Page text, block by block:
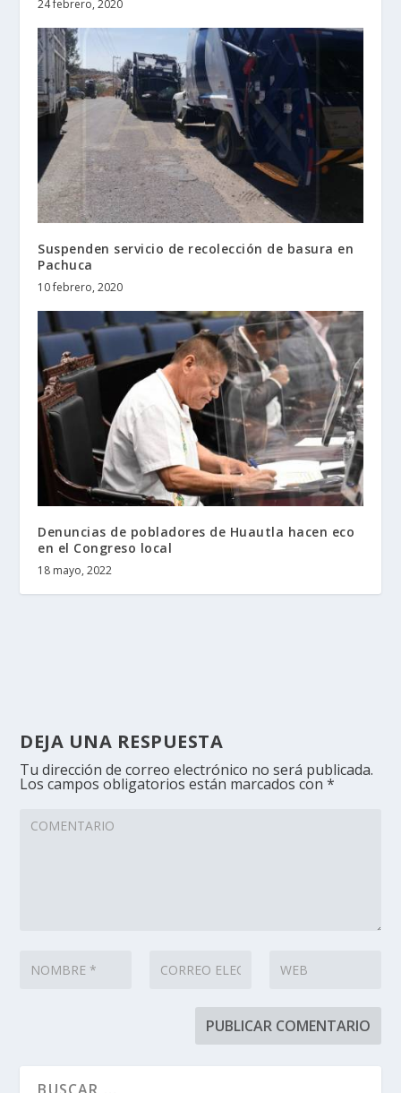
24 febrero, 2020
Suspenden servicio de recolección de basura en
Pachuca
10 febrero, 2020
Denuncias de pobladores de Huautla hacen eco
en el Congreso local
18 mayo, 2022
DEJA UNA RESPUESTA
Tu dirección de correo electrónico no será publicada.
Los campos obligatorios están marcados con*